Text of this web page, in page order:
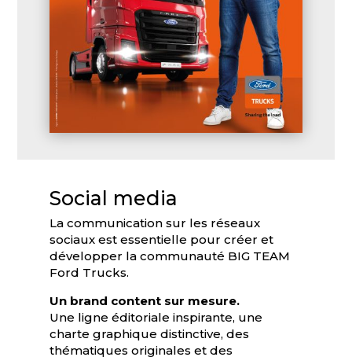
Social media
La communication sur les réseaux
sociaux est essentielle pour créer et
développer la communauté BIG TEAM
Ford Trucks.
Un brand content sur mesure.
Une ligne éditoriale inspirante, une
charte graphique distinctive, des
thématiques originales et des